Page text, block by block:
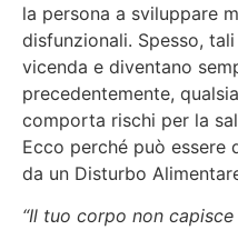
la persona a sviluppare
disfunzionali. Spesso,
vicenda e diventano
precedentemente,
comporta rischi per la
Ecco perché può essere
da un Disturbo
“Il tuo corpo non